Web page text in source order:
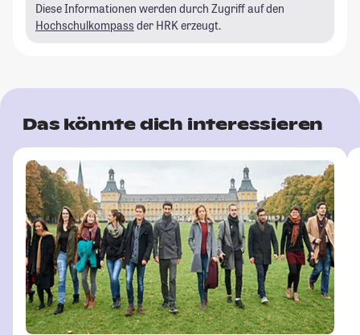
Diese Informationen werden durch Zugriff auf den
Hochschulkompass der HRK erzeugt.
Das könnte dich interessieren